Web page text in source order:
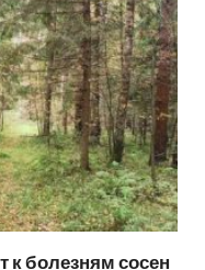
к болезням сосен